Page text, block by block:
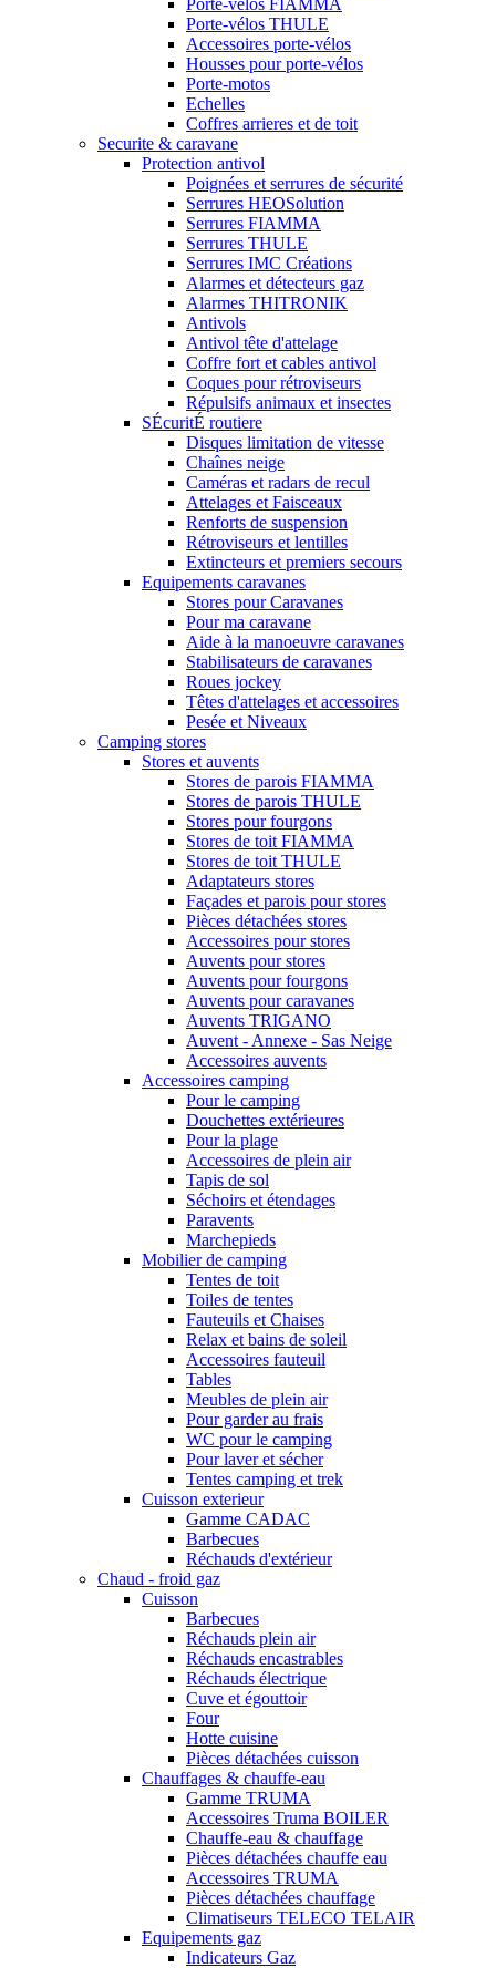
Porte-vélos THULE
Accessoires porte-vélos
Housses pour porte-vélos
Porte-motos
Echelles
Coffres arrieres et de toit
Securite & caravane
Protection antivol
Poignées et serrures de sécurité
Serrures HEOSolution
Serrures FIAMMA
Serrures THULE
Serrures IMC Créations
Alarmes et détecteurs gaz
Alarmes THITRONIK
Antivols
Antivol tête d'attelage
Coffre fort et cables antivol
Coques pour rétroviseurs
Répulsifs animaux et insectes
SÉcuritÉ routiere
Disques limitation de vitesse
Chaînes neige
Caméras et radars de recul
Attelages et Faisceaux
Renforts de suspension
Rétroviseurs et lentilles
Extincteurs et premiers secours
Equipements caravanes
Stores pour Caravanes
Pour ma caravane
Aide à la manoeuvre caravanes
Stabilisateurs de caravanes
Roues jockey
Têtes d'attelages et accessoires
Pesée et Niveaux
Camping stores
Stores et auvents
Stores de parois FIAMMA
Stores de parois THULE
Stores pour fourgons
Stores de toit FIAMMA
Stores de toit THULE
Adaptateurs stores
Façades et parois pour stores
Pièces détachées stores
Accessoires pour stores
Auvents pour stores
Auvents pour fourgons
Auvents pour caravanes
Auvents TRIGANO
Auvent - Annexe - Sas Neige
Accessoires auvents
Accessoires camping
Pour le camping
Douchettes extérieures
Pour la plage
Accessoires de plein air
Tapis de sol
Séchoirs et étendages
Paravents
Marchepieds
Mobilier de camping
Tentes de toit
Toiles de tentes
Fauteuils et Chaises
Relax et bains de soleil
Accessoires fauteuil
Tables
Meubles de plein air
Pour garder au frais
WC pour le camping
Pour laver et sécher
Tentes camping et trek
Cuisson exterieur
Gamme CADAC
Barbecues
Réchauds d'extérieur
Chaud - froid gaz
Cuisson
Barbecues
Réchauds plein air
Réchauds encastrables
Réchauds électrique
Cuve et égouttoir
Four
Hotte cuisine
Pièces détachées cuisson
Chauffages & chauffe-eau
Gamme TRUMA
Accessoires Truma BOILER
Chauffe-eau & chauffage
Pièces détachées chauffe eau
Accessoires TRUMA
Pièces détachées chauffage
Climatiseurs TELECO TELAIR
Equipements gaz
Indicateurs Gaz